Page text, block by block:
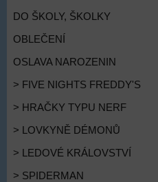
DO ŠKOLY, ŠKOLKY
OBLEČENÍ
OSLAVA NAROZENIN
> FIVE NIGHTS FREDDY'S
> HRAČKY TYPU NERF
> LOVKYNĚ DÉMONŮ
> LEDOVÉ KRÁLOVSTVÍ
> SPIDERMAN